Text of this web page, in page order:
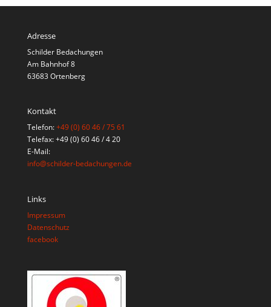
Adresse
Schilder Bedachungen
Am Bahnhof 8
63683 Ortenberg
Kontakt
Telefon:+49 (0) 60 46 / 75 61
Telefax: +49 (0) 60 46 / 4 20
E-Mail:
info@schilder-bedachungen.de
Links
Impressum
Datenschutz
facebook